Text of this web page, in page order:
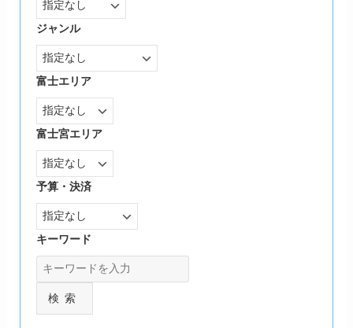
ジャンル
富士エリア
富士宮エリア
予算・決済
キーワード
検索